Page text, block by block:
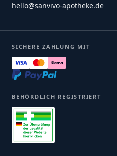
hello@sanvivo-apotheke.de
SICHERE ZAHLUNG MIT
BEHÖRDLICH REGISTRIERT